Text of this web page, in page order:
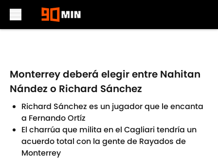
Monterrey deberá elegir entre Nahitan
Nández o Richard Sánchez
Richard Sánchez es un jugador que le encanta
a Fernando Ortíz
El charrúa que milita en el Cagliari tendría un
acuerdo total con la gente de Rayados de
Monterrey